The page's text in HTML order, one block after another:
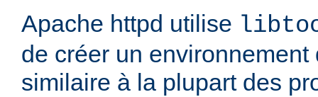
Apache httpd utilise
de créer un environnement
similaire à la plupart des